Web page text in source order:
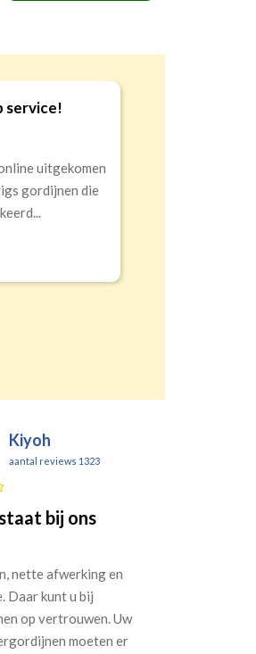
die
Kiyoh
aantal reviews 1323
bij ons
nette afwerking en
Daar kunt u bij
op vertrouwen. Uw
moeten er